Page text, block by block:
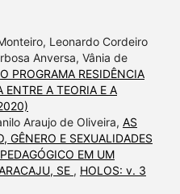
Leonardo Cordeiro
Anversa, Vânia de
O PROGRAMA RESIDÊNCIA
ENTRE A TEORIA E A
Araujo de Oliveira, AS
GÊNERO E SEXUALIDADES
EM UM
SE , HOLOS: v. 3